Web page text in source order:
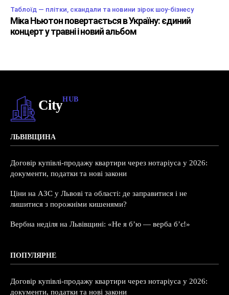
Таблоїд — плітки, скандали та новини зірок шоу-бізнесу
Міка Ньютон повертається в Україну: єдиний
концерт у травні і новий альбом
CityHUB
ЛЬВІВЩИНА
Договір купівлі-продажу квартири через нотаріуса у 2026:
документи, податки та нові закони
Ціни на АЗС у Львові та області: де заправитися і не
лишитися з порожніми кишенями?
Вербна неділя на Львівщині: «Не я б’ю — верба б’є!»
ПОПУЛЯРНЕ
Договір купівлі-продажу квартири через нотаріуса у 2026:
документи, податки та нові закони